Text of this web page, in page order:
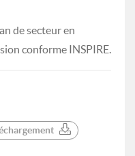
de secteur en
conforme INSPIRE.